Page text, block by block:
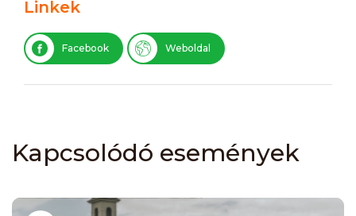
Linkek
Facebook Weboldal
Kapcsolódó események